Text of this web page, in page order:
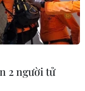
2 người tử